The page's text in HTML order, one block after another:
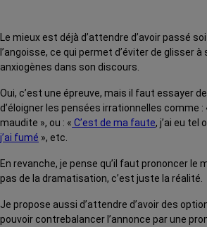
Le mieux est déjà d’attendre d’avoir passé
l’angoisse, ce qui permet d’éviter de glisser
anxiogènes dans son discours.
Oui, c’est une épreuve, mais il faut essayer
d’éloigner les pensées irrationnelles comme
maudite », ou : « C’est de ma faute, j’ai eu tel
j’ai fumé », etc.
En revanche, je pense qu’il faut prononcer le
pas de la dramatisation, c’est juste la réalité.
Je propose aussi d’attendre d’avoir des
pouvoir contrebalancer l’annonce par une